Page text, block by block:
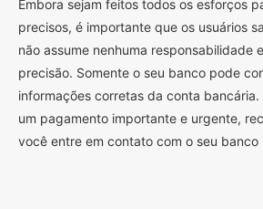
Embora sejam feitos todos os esforços
precisos, é importante que os usuários
não assume nenhuma responsabilidade
precisão. Somente o seu banco pode
informações corretas da conta
um pagamento importante e urgente,
você entre em contato com o seu banco